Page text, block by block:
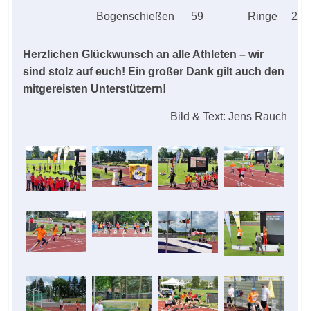
Bogenschießen 59 Ringe 2
Herzlichen Glückwunsch an alle Athleten – wir
sind stolz auf euch! Ein großer Dank gilt auch den
mitgereisten Unterstützern!
Bild & Text: Jens Rauch